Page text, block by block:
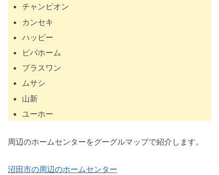
チャンピオン
カンセキ
ハッピー
ビバホーム
プラスワン
ムサシ
山新
ユーホー
周辺のホームセンターをグーグルマップで紹介します。
沼田市の周辺のホームセンター